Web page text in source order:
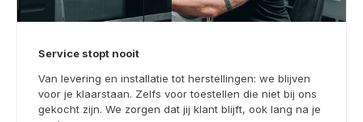
Service stopt nooit
Van levering en installatie tot herstellingen: we blijven
voor je klaarstaan. Zelfs voor toestellen die niet bij ons
gekocht zijn. We zorgen dat jij klant blijft, ook lang na je